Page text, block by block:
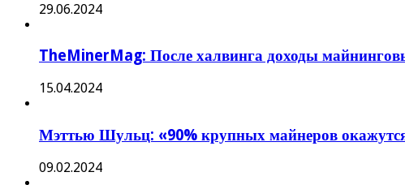
29.06.2024
TheMinerMag: После халвинга доходы
15.04.2024
Мэттью Шульц: «90% крупных майнеров
09.02.2024